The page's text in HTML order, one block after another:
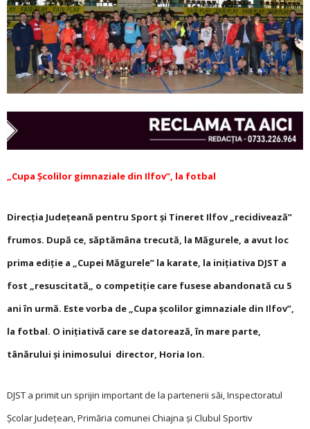
„Cupa Școlilor gimnaziale din Ilfov”, la fotbal
Direcția Județeană pentru Sport și Tineret Ilfov „recidivează”
frumos. După ce, săptămâna trecută, la Măgurele, a avut loc
prima ediție a „Cupei Măgurele” la karate, la inițiativa DJST a
fost „resuscitată„ o competiție care fusese abandonată cu 5
ani în urmă. Este vorba de „Cupa școlilor gimnaziale din Ilfov”,
la fotbal. O inițiativă care se datorează,în mare parte,
tânărului și inimosului director, Horia Ion.
DJST a primit un sprijin important de la partenerii săi, Inspectoratul
Școlar Județean, Primăria comunei Chiajna și Clubul Sportiv